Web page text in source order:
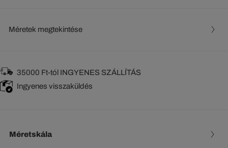
Méretek megtekintése
35000 Ft-tól INGYENES SZÁLLÍTÁS
Ingyenes visszaküldés
Méretskála